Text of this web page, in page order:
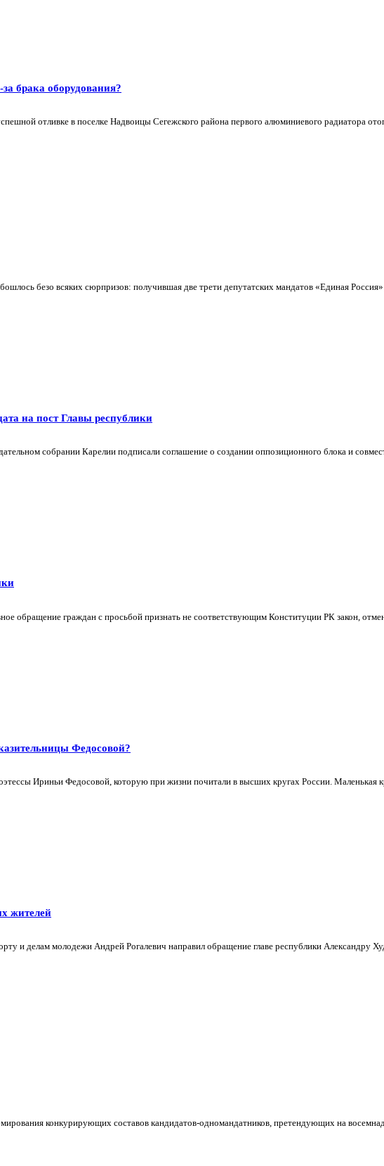
брака оборудования?
отливке в поселке Надвоицы Сегежского района первого алюминиевого радиатора
безо всяких сюрпризов: получившая две трети депутатских мандатов «Единая Россия»
на пост Главы республики
собрании Карелии подписали соглашение о создании оппозиционного блока и
обращение граждан с просьбой признать не соответствующим Конституции РК закон,
Федосовой?
Ириньи Федосовой, которую при жизни почитали в высших кругах России. Маленькая
жителей
и делам молодежи Андрей Рогалевич направил обращение главе республики
конкурирующих составов кандидатов-одномандатников, претендующих на